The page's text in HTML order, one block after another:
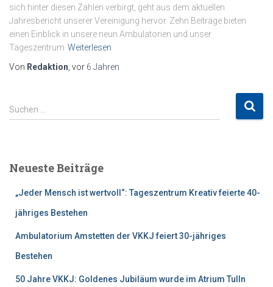
sich hinter diesen Zahlen verbirgt, geht aus dem aktuellen
Jahresbericht unserer Vereinigung hervor. Zehn Beiträge bieten
einen Einblick in unsere neun Ambulatorien und unser
Tageszentrum Weiterlesen
Von Redaktion , vor 6 Jahren
S
u
n
Suchen …
Neueste Beiträge
„Jeder Mensch ist wertvoll“: Tageszentrum Kreativ feierte 40-
jähriges Bestehen
Ambulatorium Amstetten der VKKJ feiert 30-jähriges
Bestehen
50 Jahre VKKJ: Goldenes Jubiläum wurde im Atrium Tulln